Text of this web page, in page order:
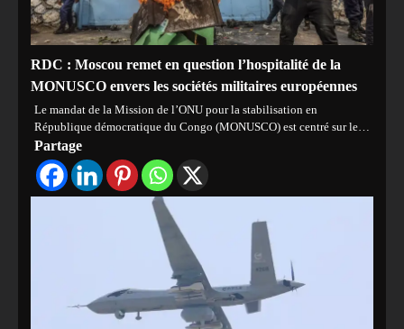
RDC : Moscou remet en question l’hospitalité de la
MONUSCO envers les sociétés militaires européennes
Le mandat de la Mission de l’ONU pour la stabilisation en
République démocratique du Congo (MONUSCO) est centré sur le…
Partage